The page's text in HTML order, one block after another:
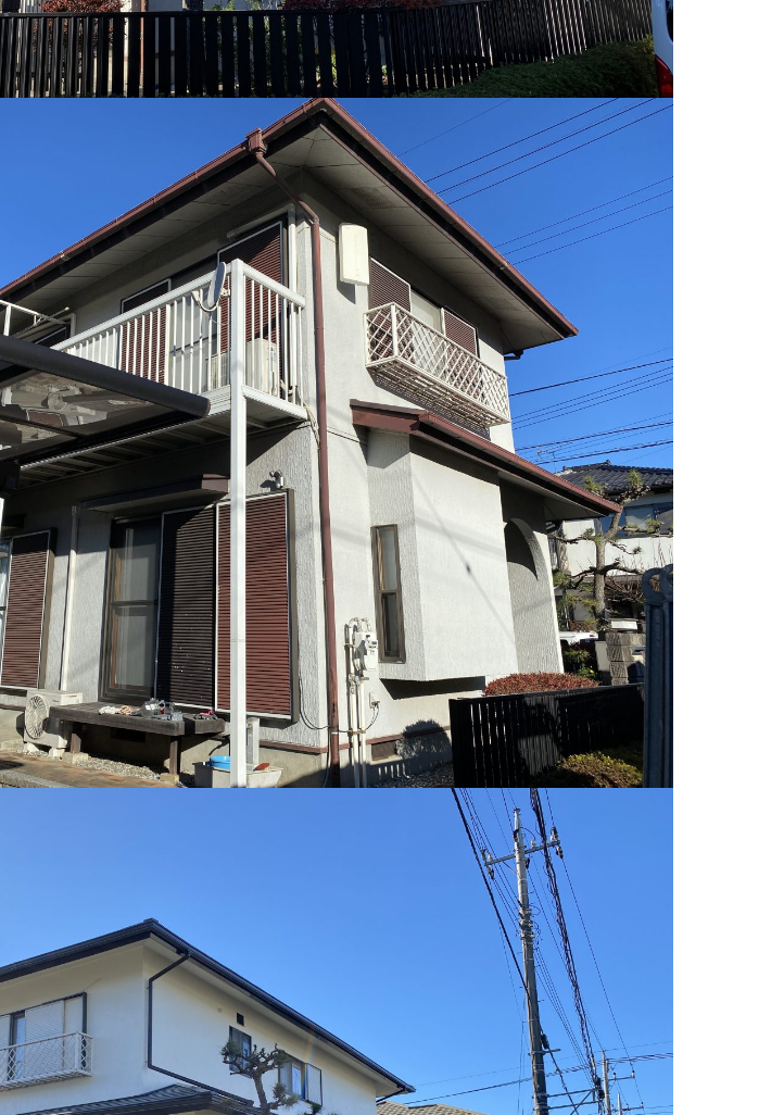
店舗塗装 防水工事 シーリング工事